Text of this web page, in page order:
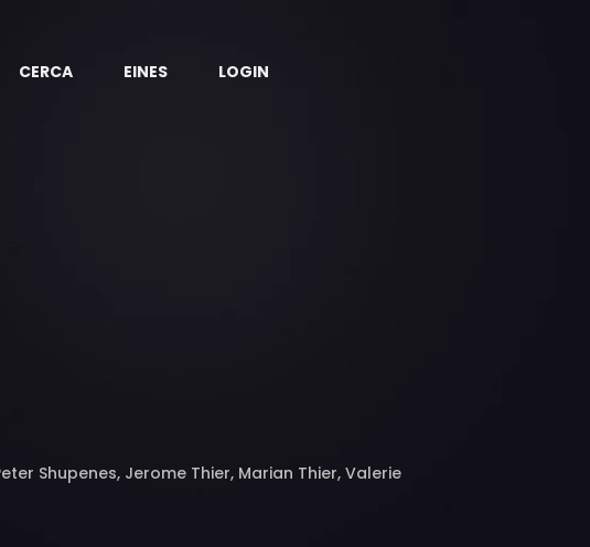
CERCA EINES LOGIN
Shupenes, Jerome Thier, Marian Thier, Valerie
Milton Gittleman, Lila Gittleman, Arnold Kanig, Joe
Clark, Linda Clark, Bill Longworth, Frank Jourdano,